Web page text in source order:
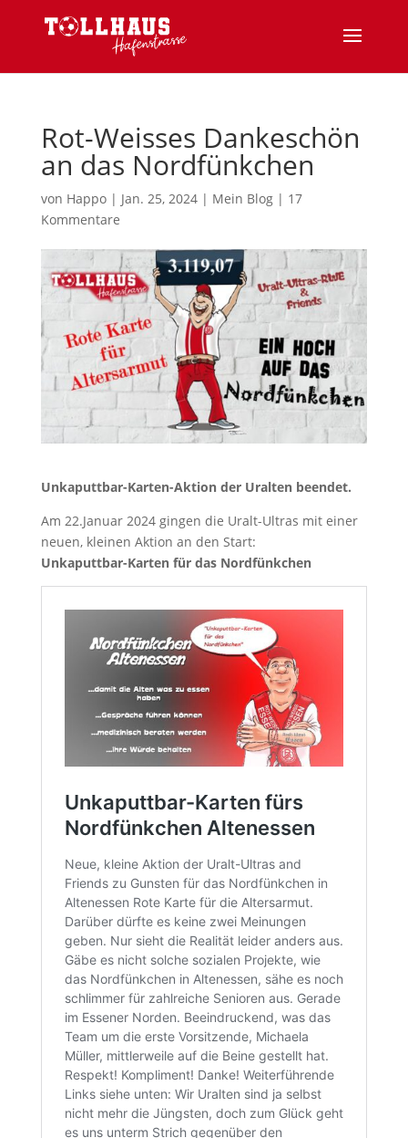
Rot-Weisses Dankeschön
an das Nordfünkchen
von Happo| Jan. 25, 2024| Mein Blog| 17
Kommentare
Unkaputtbar-Karten-Aktion der Uralten beendet.
Am 22.Januar 2024 gingen die Uralt-Ultras mit einer
neuen, kleinen Aktion an den Start:
Unkaputtbar-Karten für das Nordfünkchen